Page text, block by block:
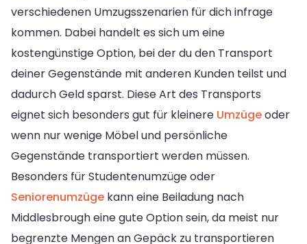
verschiedenen Umzugsszenarien für dich infrage
kommen. Dabei handelt es sich um eine
kostengünstige Option, bei der du den Transport
deiner Gegenstände mit anderen Kunden teilst und
dadurch Geld sparst. Diese Art des Transports
eignet sich besonders gut für kleinere Umzügeoder
wenn nur wenige Möbel und persönliche
Gegenstände transportiert werden müssen.
Besonders für Studentenumzüge oder
Seniorenumzüge kann eine Beiladung nach
Middlesbrough eine gute Option sein, da meist nur
begrenzte Mengen an Gepäck zu transportieren